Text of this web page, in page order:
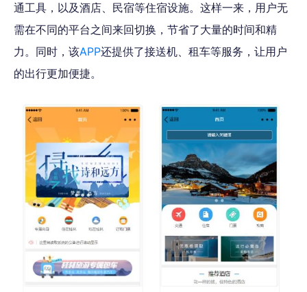
通工具，以及酒店、民宿等住宿设施。这样一来，用户无
需在不同的平台之间来回切换，节省了大量的时间和精
力。同时，该APP还提供了接送机、租车等服务，让用户
的出行更加便捷。